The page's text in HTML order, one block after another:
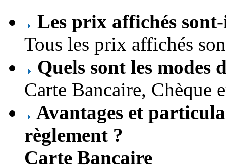
Les prix affichés
Tous les prix affichés
Quels sont les modes
Carte Bancaire, Chèque
Avantages et
règlement ?
Carte Bancaire